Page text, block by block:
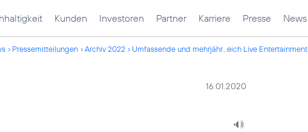
Kunden Investoren Partner Karriere Presse News
Pressemitteilungen Archiv 2022 Umfassende und mehrjähr...eich Live Entertainment
16.01.2020